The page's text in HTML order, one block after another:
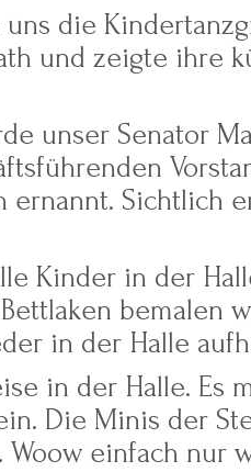
uns die
und zeigte ihre
unser Senator
ernannt. Sichtlich
Kinder in der
bemalen
in der Halle
in der Halle. Es
Die Minis der
einfach nur